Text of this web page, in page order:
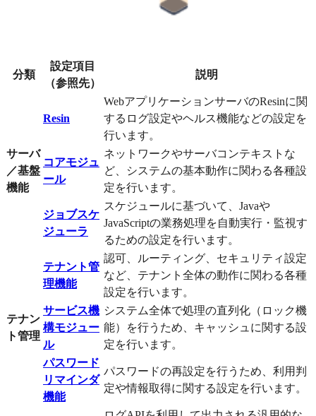
分類
設定項目
（参照先）
説明
サーバ
／基盤
機能
Resin
WebアプリケーションサーバのResinに関
するログ設定やヘルス機能などの設定を
行います。
コアモジュ
ール
ネットワークやサーバコンテキストな
ど、システムの基本動作に関わる各種設
定を行います。
ジョブスケ
ジューラ
スケジュールに基づいて、Javaや
JavaScriptの業務処理を自動実行・監視す
るための設定を行います。
テナン
ト管理
テナント管
理機能
認可、ルーティング、セキュリティ設定
など、テナント全体の動作に関わる各種
設定を行います。
サービス機
構モジュー
ル
システム全体で処理の直列化（ロック機
能）を行うため、キャッシュに関する設
定を行います。
パスワード
リマインダ
機能
パスワードの再設定を行うため、利用判
定や情報取得に関する設定を行います。